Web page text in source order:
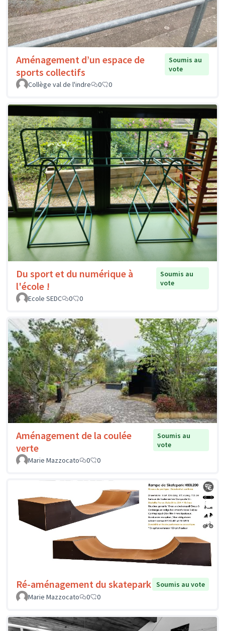
Aménagement d’un espace de
sports collectifs
Soumis au
vote
Collège val de l'indre
0 0
Du sport et du numérique à
l'école !
Soumis au
vote
Ecole SEDC
0 0
Aménagement de la coulée
verte
Soumis au
vote
Marie Mazzocato
0 0
Ré-aménagement du skatepark Soumis au vote
Marie Mazzocato
0 0